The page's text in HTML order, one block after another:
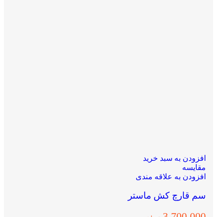
افزودن به سبد خرید
مقایسه
افزودن به علاقه مندی
سم قارچ کش ماستر